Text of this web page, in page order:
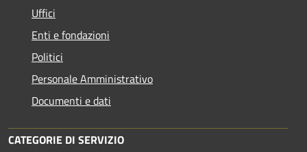
Uffici
Enti e fondazioni
Politici
Personale Amministrativo
Documenti e dati
CATEGORIE DI SERVIZIO